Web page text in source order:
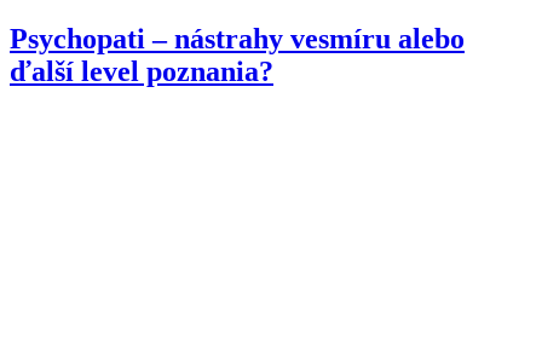
Psychopati – nástrahy vesmíru alebo
ďalší level poznania?